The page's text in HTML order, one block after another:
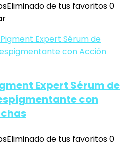
Eliminado de tus favoritos0
Expert Sérum de
con
Eliminado de tus favoritos0